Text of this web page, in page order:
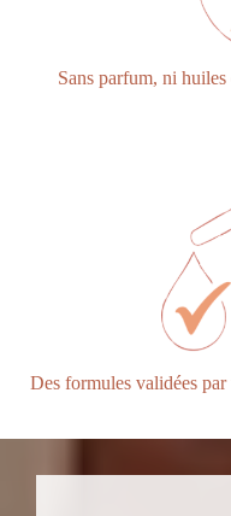
Sans parfum, ni
Des formules validées